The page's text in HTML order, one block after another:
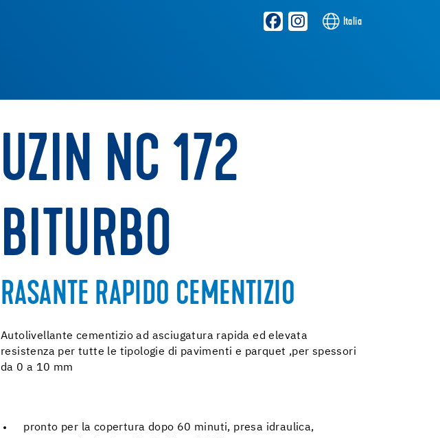
Italia
UZIN NC 172
BITURBO
RASANTE RAPIDO CEMENTIZIO
Autolivellante cementizio ad asciugatura rapida ed elevata
resistenza per tutte le tipologie di pavimenti e parquet ,per spessori
da 0 a 10 mm
pronto per la copertura dopo 60 minuti, presa idraulica,